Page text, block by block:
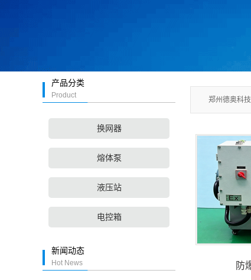
产品分类
Product
换网器
熔体泵
液压站
电控箱
新闻动态
Hot News
郑州德奥科
防